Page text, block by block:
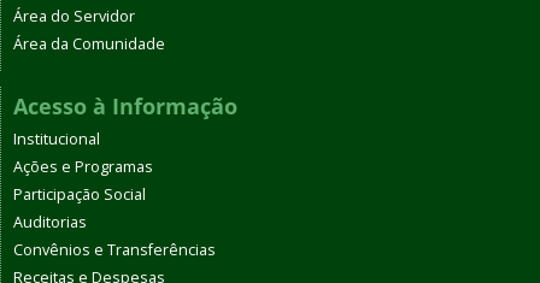
Área do Servidor
Área da Comunidade
Acesso à Informação
Institucional
Ações e Programas
Participação Social
Auditorias
Convênios e Transferências
Receitas e Despesas